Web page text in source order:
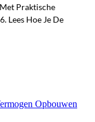
Praktische
Lees Hoe Je De